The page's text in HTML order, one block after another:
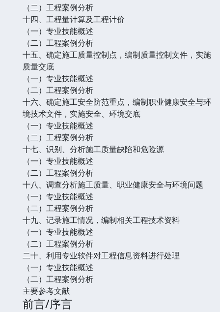
（二）工程案例分析
十四、工程量计算及工程计价
（一）专业技能概述
（二）工程案例分析
十五、确定施工质量控制点，编制质量控制文件，实施
质量交底
（一）专业技能概述
（二）工程案例分析
十六、确定施工安全防范重点，编制职业健康安全与环
境技术文件，实施安全、环境交底
（一）专业技能概述
（二）工程案例分析
十七、识别、分析施工质量缺陷和危险源
（一）专业技能概述
（二）工程案例分析
十八、调查分析施工质量、职业健康安全与环境问题
（一）专业技能概述
（二）工程案例分析
十九、记录施工情况，编制相关工程技术资料
（一）专业技能概述
（二）工程案例分析
二十、利用专业软件对工程信息资料进行处理
（一）专业技能概述
（二）工程案例分析
主要参考文献
前言/序言